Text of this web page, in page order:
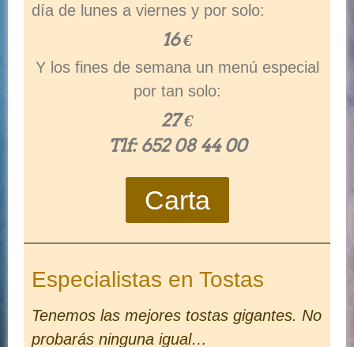
día de lunes a viernes y por solo:
16 €
Y los fines de semana un menú especial
por tan solo:
27 €
Tlf: 652 08 44 00
Carta
Especialistas en Tostas
Tenemos las mejores tostas gigantes. No
probarás ninguna igual…